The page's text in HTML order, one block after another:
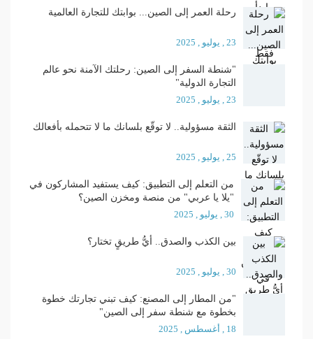
رحلة العمر إلى الصين... بوابتك للتجارة العالمية
23 , يوليو , 2025
"شنطة السفر إلى الصين: رحلتك الآمنة نحو عالم
التجارة الدولية"
23 , يوليو , 2025
الثقة مسؤولية.. لا توقّع بلسانك ما لا تتحمله بأفعالك
25 , يوليو , 2025
من التعلم إلى التطبيق: كيف يستفيد المشاركون في
"يلا يا عربي" من منصة ومخزن الصين؟
30 , يوليو , 2025
بين الكذب والصدق.. أيُّ طريقٍ تختار؟
30 , يوليو , 2025
"من المطار إلى المصنع: كيف تبني تجارتك خطوة
بخطوة مع شنطة سفر إلى الصين"
18 , أغسطس , 2025